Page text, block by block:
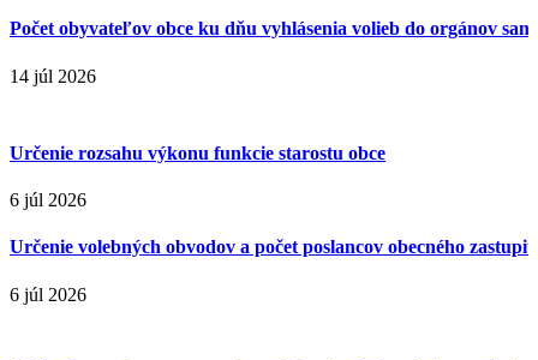
Počet obyvateľov obce ku dňu vyhlásenia volieb do orgánov
14 júl 2026
Určenie rozsahu výkonu funkcie starostu obce
6 júl 2026
Určenie volebných obvodov a počet poslancov obecného
6 júl 2026